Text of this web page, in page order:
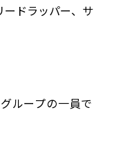
ードラッパー、サ
ループの一員で